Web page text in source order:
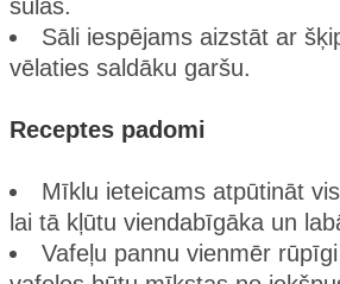
sulas.
Sāli iespējams aizstāt ar
vēlaties saldāku garšu.
Receptes padomi
Mīklu ieteicams atpūtināt
lai tā kļūtu viendabīgāka un
Vafeļu pannu vienmēr